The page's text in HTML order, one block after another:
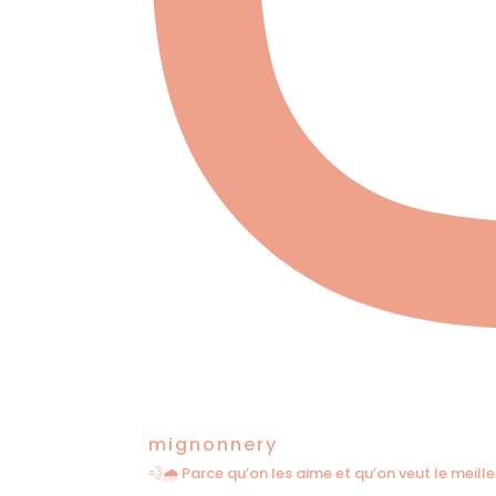
mignonnery
💨🌧️ Parce qu’on les aime et qu’on veut le